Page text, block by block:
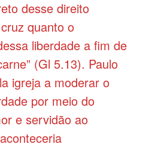
desse direito
quanto o
liberdade a fim de
(Gl 5.13). Paulo
igreja a moderar o
por meio do
e servidão ao